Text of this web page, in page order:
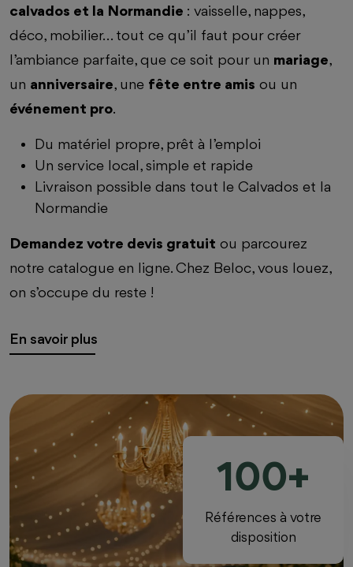
calvados et la Normandie : vaisselle, nappes,
déco, mobilier… tout ce qu’il faut pour créer
l’ambiance parfaite, que ce soit pour un mariage,
un anniversaire, une fête entre amis ou un
événement pro.
Du matériel propre, prêt à l’emploi
Un service local, simple et rapide
Livraison possible dans tout le Calvados et la
Normandie
Demandez votre devis gratuit ou parcourez
notre catalogue en ligne. Chez Beloc, vous louez,
on s’occupe du reste !
En savoir plus
100+
Références à votre
disposition